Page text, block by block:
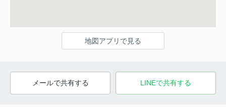
地図アプリで見る
メールで共有する LINEで共有する